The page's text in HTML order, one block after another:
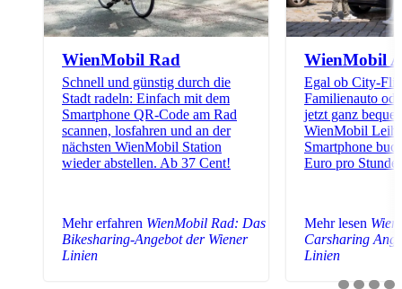
WienMobil Rad
Schnell und günstig durch die
Stadt radeln: Einfach mit dem
Smartphone QR-Code am Rad
scannen, losfahren und an der
nächsten WienMobil Station
wieder abstellen. Ab 37 Cent!
Mehr erfahren WienMobil Rad: Das
Bikesharing-Angebot der Wiener
Linien
WienMobil
Egal ob City-
Familienauto
jetzt ganz
WienMobil
Smartphone
Euro pro Stunde.
Mehr lesen
Carsharing
Linien